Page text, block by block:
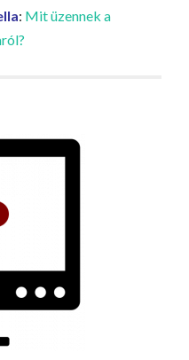
: Mit üzennek a